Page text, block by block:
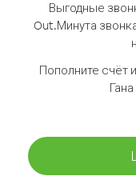
Выгодные
Out.Минута
Пополните счёт